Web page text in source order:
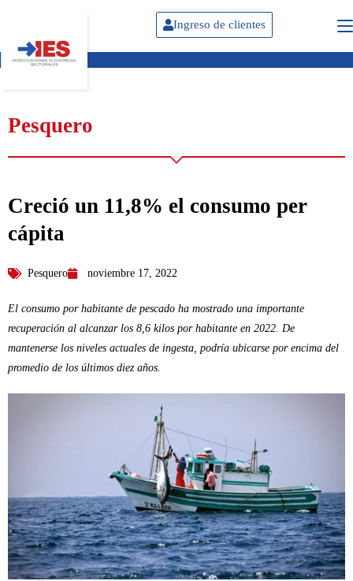
Ingreso de clientes
Pesquero
Creció un 11,8% el consumo per
cápita
Pesquero noviembre 17, 2022
El consumo por habitante de pescado ha mostrado una importante
recuperación al alcanzar los 8,6 kilos por habitante en 2022. De
mantenerse los niveles actuales de ingesta, podría ubicarse por encima del
promedio de los últimos diez años.